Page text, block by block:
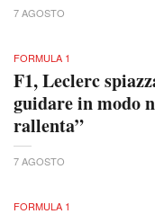
7 AGOSTO
FORMULA 1
F1, Leclerc
guidare in modo
rallenta”
7 AGOSTO
FORMULA 1